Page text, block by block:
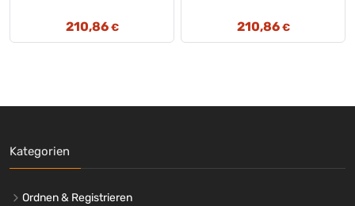
210,86€ 210,86€
Kategorien
Ordnen & Registrieren